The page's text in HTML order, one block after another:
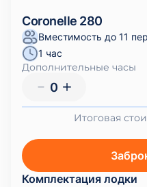
Coronelle 280
Вместимость до 11
1 час
Дополнительные часы
0
Итоговая
Комплектация лодки